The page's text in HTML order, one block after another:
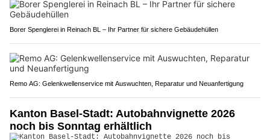
Borer Spenglerei in Reinach BL – Ihr Partner für sichere Gebäudehüllen
Remo AG: Gelenkwellenservice mit Auswuchten, Reparatur und Neuanfertigung
Kanton Basel-Stadt: Autobahnvignette 2026
noch bis Sonntag erhältlich